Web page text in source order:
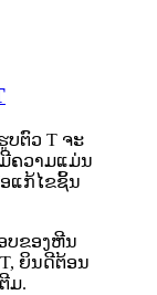
ບຕົວ T ຈະ
ຄວາມແມ່ນ
ແກ້ໄຂຊິ້ນ
ບຂອງຫີນ
ຍິນດີຕ້ອນ
ມ.